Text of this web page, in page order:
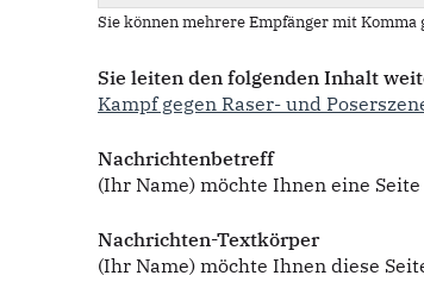
Sie können mehrere Empfänger mit Komma
Sie leiten den folgenden Inhalt
Kampf gegen Raser- und
Nachrichtenbetreff
(Ihr Name) möchte Ihnen eine
Nachrichten-Textkörper
(Ihr Name) möchte Ihnen diese